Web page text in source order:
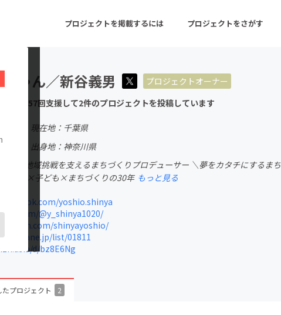
プロジェクトを掲載するには プロジェクトをさがす
注目のリターン 注目の新着プロジェクト 募集終了が近い
音楽
ゲーム・サービス開発 フード・飲食店
チャレンジ
CAMPFIRE for Social Good
CAMPFIREふるさと納税
ちゃん／新谷義男
プロジェクトオーナー
までに57回支援して2件のプロジェクトを投稿しています
現在地：千葉県
日本
出身地：神奈川県
ゃん｜地域挑戦を支えるまちづくりプロデューサー ＼夢をカタチにする
然体験×子ども×まちづくりの30年 もっと見る
yoshio.shinya
@y_shinya1020/
shinyayoshio/
list/01811
d/bz8E6Ng
たプロジェクト 2